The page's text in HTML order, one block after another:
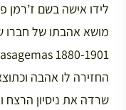
החזירה לו אהבה
שרדה את ניסיון